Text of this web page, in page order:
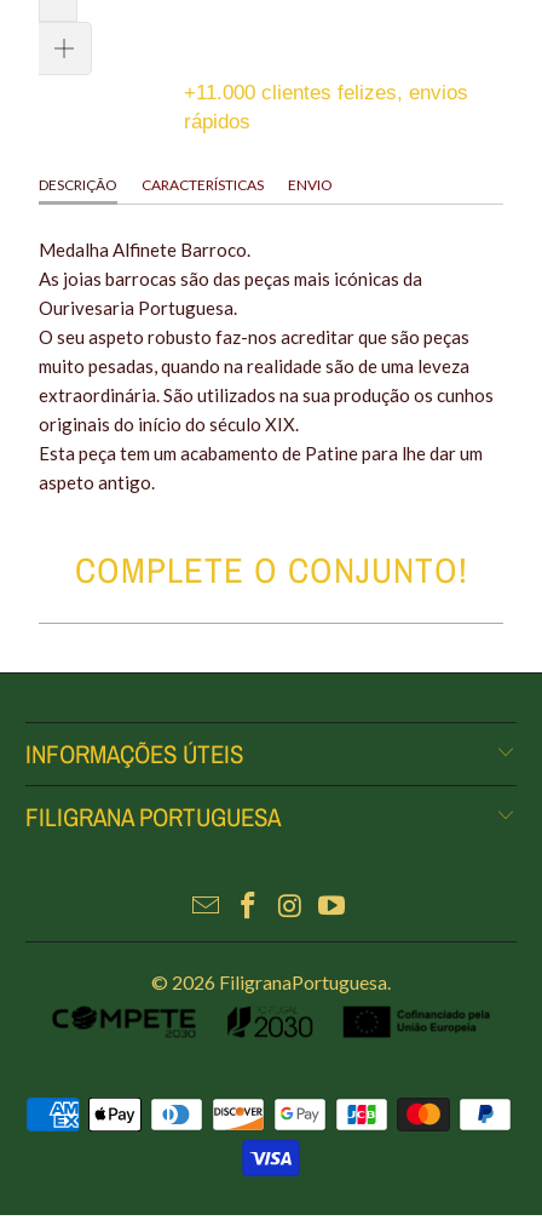
+11.000 clientes felizes, envios
rápidos
DESCRIÇÃO CARACTERÍSTICAS ENVIO
Medalha Alfinete Barroco.
As joias barrocas são das peças mais icónicas da
Ourivesaria Portuguesa.
O seu aspeto robusto faz-nos acreditar que são peças
muito pesadas, quando na realidade são de uma leveza
extraordinária. São utilizados na sua produção os cunhos
originais do início do século XIX.
Esta peça tem um acabamento de Patine para lhe dar um
aspeto antigo.
COMPLETE O CONJUNTO!
INFORMAÇÕES ÚTEIS
FILIGRANA PORTUGUESA
© 2026 FiligranaPortuguesa